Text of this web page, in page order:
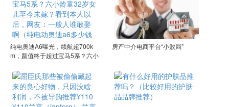
纯电奥迪A6曝光，续航超700k
m，颜值终于超过宝马5系？六小
人以后，网友：一般人谁敢娶啊
（纯电动奥迪a6多少钱一辆）
房产中介电商平台“小败局”